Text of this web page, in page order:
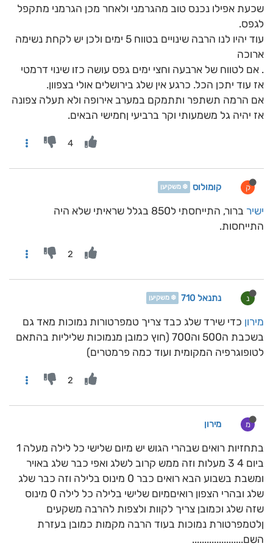
שכעת אפילו נכנס טוב מהגרמני ולאחר מכן הגרמני מתקפל
לגפס.
עוד יהיו לנו הרבה שינויים בטווח 5 ימים ולכן יש לקחת נשימה
ארוכה
. אם לטווח של ארבעה וחצי ימים גפס עושה כזו שינוי דרמטי
אז עוד יתכן הכל. כרגע אין שלג בירושלים אולי בצפוון.
אם הרמה תשתפר ותתמקם במערב אירופה ולא תעלה צפונה
אז יהיה גל משמעותי וקר ברביעי ןחמישי הבאים.
4
ק קומולוס ❄️ משקיען
ישיר
ברור, התייחסתי ל850 בגלל שראיתי שלא היה
התייחסות.
2
נ נתנאל 710 ❄️ משקיען
מירון כדי שירד שלג כבד צריך טמפרטורות נמוכות מאד גם
בשכבת ה500 וה700 (חוץ כמובן מנמוכות שליליות בהתאם
לטופוגרפיה המקומית ועוד כמה פרמטרים)
2
מ מירון
בתחזיות רואים שבהרי הגוש יש מיום שלישי כל לילה מעלה 1
ביום 4 3 מעלות וזה ממש קרוב לשלג ואפי כבר שלג באויר
ומשבת בשבוע הבא רואים כבר 0 מינוס בלילה וזה כבר שלג
שלג ובהרי הצפון רואיםמיום שלישי בלילה כל לילה 0 מינוס
שזה שלג וכמובן צריך לקוות ולצפות להרבה משקעים
ןלטמפרטורת נמוכות בעוד הרבה מקמות כמובן בעזרת
השם.....................